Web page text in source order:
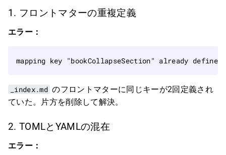
1. フロントマターの重複定義
エラー：
_index.md のフロントマターに同じキーが2回定義され
ていた。片方を削除して解決。
2. TOMLとYAMLの混在
エラー：